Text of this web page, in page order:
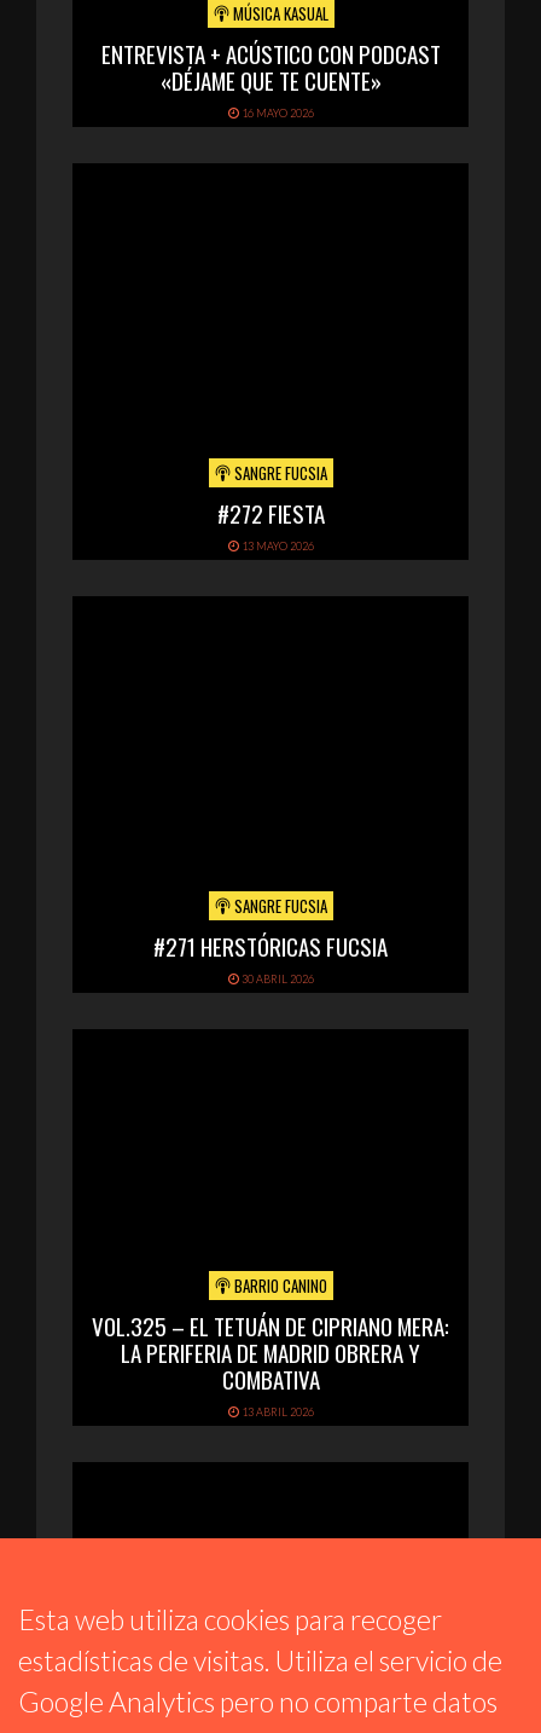
MÚSICA KASUAL
ENTREVISTA + ACÚSTICO CON PODCAST
«DÉJAME QUE TE CUENTE»
16 MAYO 2026
SANGRE FUCSIA
#272 FIESTA
13 MAYO 2026
SANGRE FUCSIA
#271 HERSTÓRICAS FUCSIA
30 ABRIL 2026
BARRIO CANINO
VOL.325 – EL TETUÁN DE CIPRIANO MERA:
LA PERIFERIA DE MADRID OBRERA Y
COMBATIVA
13 ABRIL 2026
Esta web utiliza cookies para recoger
estadísticas de visitas. Utiliza el servicio de
Google Analytics pero no comparte datos